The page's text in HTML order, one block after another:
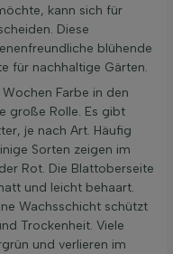
kann sich für
Diese
blühende
für nachhaltige Gärten.
Farbe in den
große Rolle. Es gibt
je nach Art. Häufig
Sorten zeigen im
Rot. Die Blattoberseite
und leicht behaart.
Wachsschicht schützt
Trockenheit. Viele
und verlieren im